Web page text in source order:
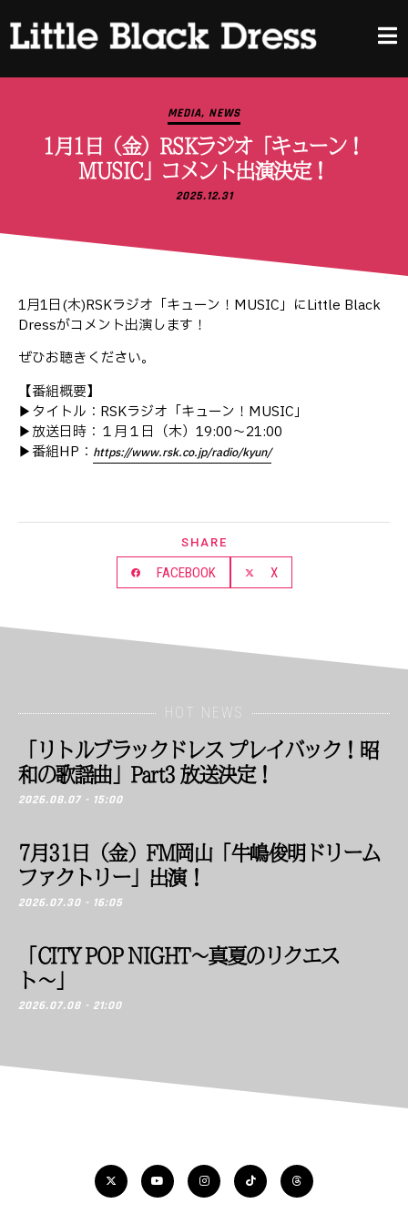
MEDIA, NEWS
1月1日（金）RSKラジオ「キューン！
MUSIC」コメント出演決定！
2025.12.31
1月1日(木)RSKラジオ「キューン！MUSIC」にLittle Black
Dressがコメント出演します！
ぜひお聴きください。
【番組概要】
▶︎タイトル：RSKラジオ「キューン！MUSIC」
▶︎放送日時：１月１日（木）19:00～21:00
▶︎番組HP： https://www.rsk.co.jp/radio/kyun/
SHARE
FACEBOOK X
HOT NEWS
「リトルブラックドレス プレイバック！昭
和の歌謡曲」Part3 放送決定！
2026.08.07 - 15:00
7月31日（金）FM岡山「牛嶋俊明ドリーム
ファクトリー」出演！
2026.07.30 - 16:05
「CITY POP NIGHT〜真夏のリクエス
ト〜」
2026.07.08 - 21:00